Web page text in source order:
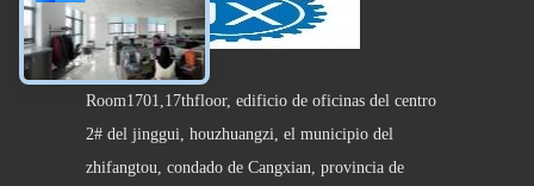
Room1701,17thfloor, edificio de oficinas del centro
2# del jinggui, houzhuangzi, el municipio del
zhifangtou, condado de Cangxian, provincia de